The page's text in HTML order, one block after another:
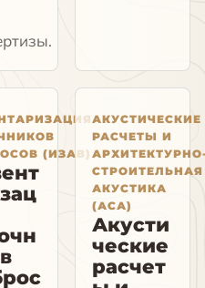
(ИЗАВ)
АКУСТИЧЕСКИЕ
РАСЧЕТЫ И
СТРОИТЕЛЬНАЯ
АКУСТИКА
(АСА)
Акусти
ческие
расчет